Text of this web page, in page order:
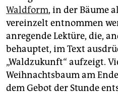
Waldform, in der Bäume
vereinzelt entnommen
anregende Lektüre, die,
behauptet, im Text
„Waldzukunft“ aufzeigt.
Weihnachtsbaum am
dem Gebot der Stunde